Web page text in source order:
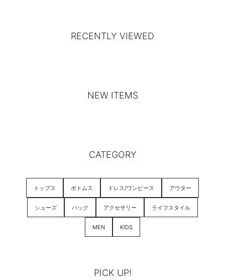
RECENTLY VIEWED
NEW ITEMS
CATEGORY
トップス ボトムス ドレス/ワンピース アウター
シューズ バッグ アクセサリー ライフスタイル
MEN KIDS
PICK UP!